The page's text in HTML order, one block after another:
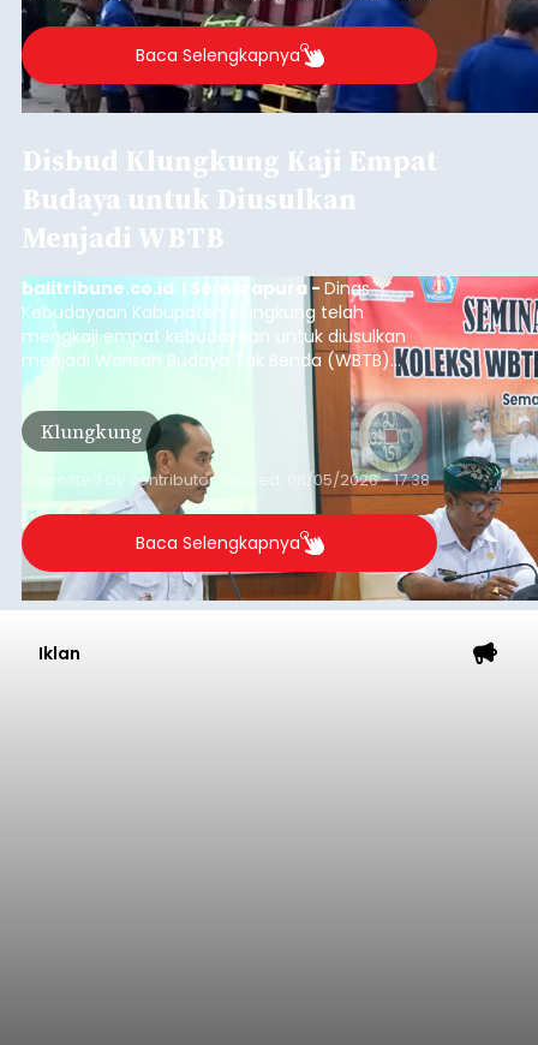
Baca Selengkapnya
Disbud Klungkung Kaji Empat
Budaya untuk Diusulkan
Menjadi WBTB
balitribune.co.id I Semarapura - Dinas
Kebudayaan Kabupaten Klungkung telah
mengkaji empat kebudayaan untuk diusulkan
menjadi Warisan Budaya Tak Benda (WBTB)
tahun 2026.
Klungkung
Submitted by contributor Wed, 08/05/2026 - 17:38
Baca Selengkapnya
Iklan